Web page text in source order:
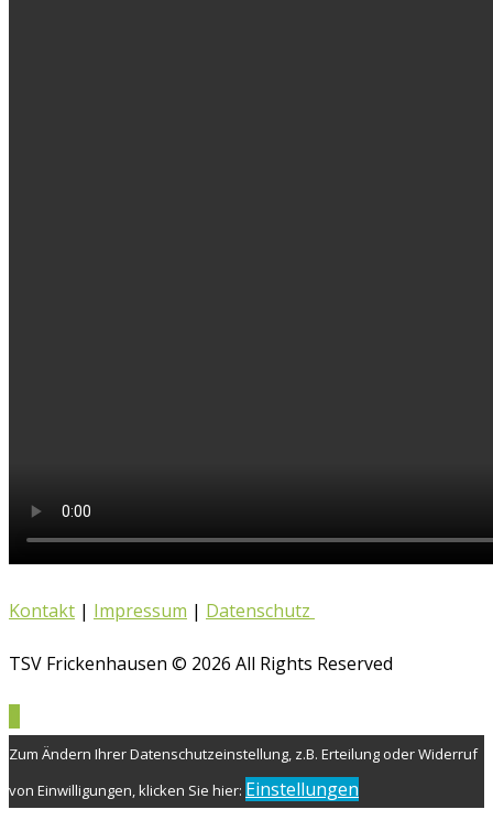
Kontakt | Impressum | Datenschutz
TSV Frickenhausen © 2026 All Rights Reserved
Zum Ändern Ihrer Datenschutzeinstellung, z.B. Erteilung oder Widerruf
von Einwilligungen, klicken Sie hier: Einstellungen